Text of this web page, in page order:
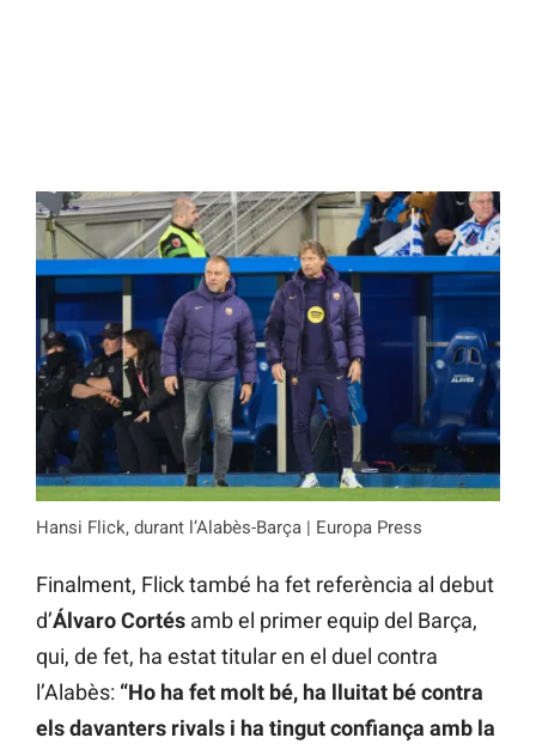
Hansi Flick, durant l’Alabès-Barça | Europa Press
Finalment, Flick també ha fet referència al debut
d’Álvaro Cortés amb el primer equip del Barça,
qui, de fet, ha estat titular en el duel contra
l’Alabès: “Ho ha fet molt bé, ha lluitat bé contra
els davanters rivals i ha tingut confiança amb la